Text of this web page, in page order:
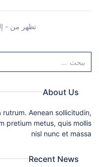
تظهر من -
About Us
Aenean sollicitudin,
pretium metus, quis mollis
nisl nunc et massa
Recent News